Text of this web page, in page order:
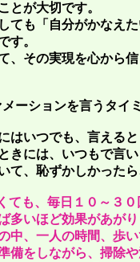
が大切です。
も「自分がかなえた
。
その実現を心から信
メーションを言うタイ
はいつでも、言える
きには、いつもで言
て、恥ずかしかった
も、毎日１０～３０
多いほど効果があが
中、一人の時間、歩
備をしながら、掃除